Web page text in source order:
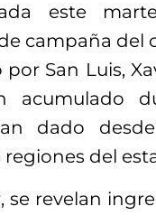
este
campaña del
San Luis,
dado
del
se revelan